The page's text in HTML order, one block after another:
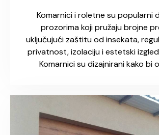
Komarnici i roletne su popularni
prozorima koji pružaju brojne
uključujući zaštitu od insekata,
privatnost, izolaciju i estetski
Komarnici su dizajnirani kako bi